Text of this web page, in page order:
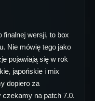
finalnej wersji, to box
Nie mówię tego jako
pojawiają się w rok
japońskie i mix
dopiero za
czekamy na patch 7.0.